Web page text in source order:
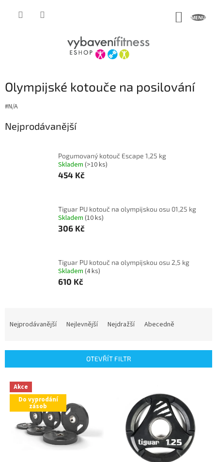
Olympijské kotouče na posilování
#N/A
Nejprodávanější
Pogumovaný kotouč Escape 1,25 kg
Skladem (>10 ks)
454 Kč
Tiguar PU kotouč na olympijskou osu 01,25 kg
Skladem (10 ks)
306 Kč
Tiguar PU kotouč na olympijskou osu 2,5 kg
Skladem (4 ks)
610 Kč
í
Nejprodávanější Nejlevnější Nejdražší Abecedně
OTEVŘÍT FILTR
V Akce
Do vyprodání
zásob